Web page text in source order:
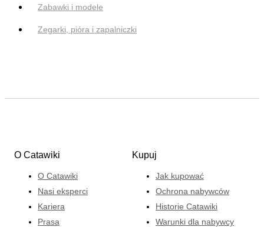
Zabawki i modele
Zegarki, pióra i zapalniczki
O Catawiki
O Catawiki
Nasi eksperci
Kariera
Prasa
Kupuj
Jak kupować
Ochrona nabywców
Historie Catawiki
Warunki dla nabywcy